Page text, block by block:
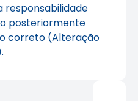
responsabilidade
posteriormente
correto (Alteração